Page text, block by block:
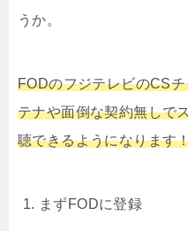
うか。
FODのフジテレビのCS
テナや面倒な契約無しで
聴できるようになります
まずFODに登録